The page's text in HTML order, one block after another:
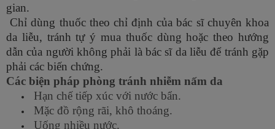
gian.
Chỉ dùng thuốc theo chỉ định của bác sĩ chuyên khoa
da liễu, tránh tự ý mua thuốc dùng hoặc theo hướng
dẫn của người không phải là bác sĩ da liễu để tránh gặp
phải các biến chứng.​
Các biện pháp phòng tránh nhiễm nấm da
Hạn chế tiếp xúc với nước bẩn.
Mặc đồ rộng rãi, khô thoáng.
Uống nhiều nước.